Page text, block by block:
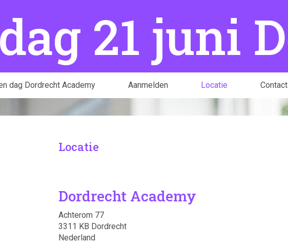
dag Dordrecht Academy Aanmelden Locatie Contact
Locatie
Dordrecht Academy
Achterom 77
3311 KB Dordrecht
Nederland